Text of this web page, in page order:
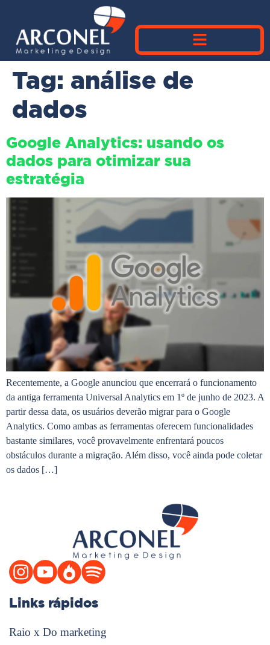
Tag: análise de
dados
Google Analytics: usando os
dados para otimizar sua
estratégia
Recentemente, a Google anunciou que encerrará o funcionamento
da antiga ferramenta Universal Analytics em 1º de junho de 2023. A
partir dessa data, os usuários deverão migrar para o Google
Analytics. Como ambas as ferramentas oferecem funcionalidades
bastante similares, você provavelmente enfrentará poucos
obstáculos durante a migração. Além disso, você ainda pode coletar
os dados […]
Links rápidos
Raio x Do marketing